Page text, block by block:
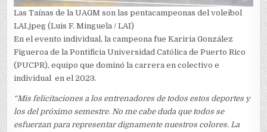
Las Taínas de la UAGM son las pentacampeonas del voleibol
LAI.jpeg (Luis F. Minguela / LAI)
En el evento individual, la campeona fue Kariria González
Figueroa de la Pontificia Universidad Católica de Puerto Rico
(PUCPR), equipo que dominó la carrera en colectivo e
individual en el 2023.
“Mis felicitaciones a los entrenadores de todos estos deportes y
los del próximo semestre. No me cabe duda que todos se
esfuerzan para representar dignamente nuestros colores. La